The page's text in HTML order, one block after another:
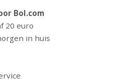
Bol.com
20 euro
in huis